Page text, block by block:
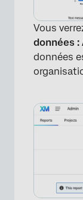
Vous
données
données